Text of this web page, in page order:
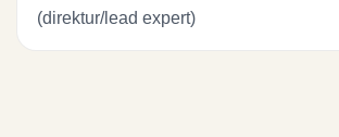
(direktur/lead expert)